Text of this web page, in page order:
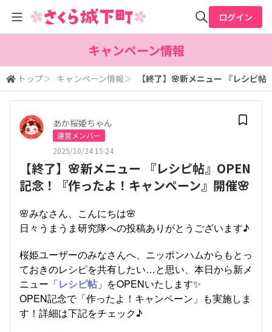
検索
ログイン
キャンペーン情報
トップ＞ キャンペーン情報＞ 【終了】🌸新メニュー 『レシピ
あか桜姫ちゃん
運営メンバー
2025/10/24 15:24
【終了】🌸新メニュー 『レシピ帖』OPEN
記念！『作ったよ！キャンペーン』開催🌸
🌸みなさん、こんにちは🌸
日々うまうま研究隊への投稿ありがとうございます♪
桜姫ユーザーのみなさんへ、ニッポンハムからもとっ
ておきのレシピを共有したい…と思い、本日から新メ
ニュー「レシピ帖」をOPENいたします✨
OPEN記念で「作ったよ！キャンペーン」も実施しま
す！詳細は下記をチェック♪